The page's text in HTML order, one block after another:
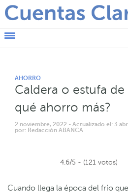
AHORRO
Caldera o estufa de
qué ahorro más?
2 noviembre, 2022 - Actualizado el: 3
por: Redacción ABANCA
4.6/5 - (121 votos)
Cuando llega la época del frío